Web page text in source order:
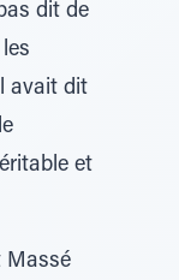
dit de
avait dit
et
Massé